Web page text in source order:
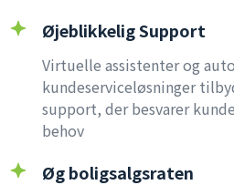
Øjeblikkelig Support
Virtuelle assistenter og
kundeserviceløsninger
support, der besvarer
behov
Øg boligsalgsraten